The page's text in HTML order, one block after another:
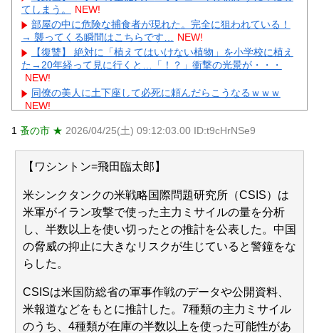
てしまう。
NEW!
部屋の中に危険な捕食者が現れた。完全に狙われている！
→ 襲ってくる瞬間はこちらです…
NEW!
【復讐】 絶対に「植えてはいけない植物」を小学校に植え
た→20年経って見に行くと…「！？」衝撃の光景が・・・
NEW!
同僚の美人に土下座して必死に頼んだらこうなるｗｗｗ
NEW!
に死刑にならない罪なのに警察が死刑にした！」 → 元警官の
【人工障がい者】 甥(28)「両親が亡くなったんで僕のこと
引き取ってほしいんですけど！」なんでいい年したヒキニー
トを引き取らなきゃいけないんだ...
【物議】小原ブラス『若作りは痛い』発言にガル民激怒→
アラフォー本音噴出ｗｗｗ NEW!
【画像】 Netflix版『リボンの騎士』、とんでもない事にな
るｗｗｗｗｗ NEW!
【物議】長瀬智也の“スネハラ”謝罪ネタにガル民総ツッコミ
→まさかのオチにｗｗｗ
元AKB社長、22億円申告漏れ 乃木坂46運営会社の株式を
パチンコ京楽産業に譲渡【ノース・リバー】【窪田康志】
元AKB社長、22億円申告漏れ 乃木坂46運営会社の株式を
パチンコ京楽産業に譲渡【ノース・リバー】【窪田康志】
1 蚤の市 ★ 2026/04/25(土) 09:12:03.00 ID:t9cHrNSe9
【ワシントン=飛田臨太郎】
米シンクタンクの米戦略国際問題研究所（CSIS）は
米軍がイラン攻撃で使った主力ミサイルの量を分析
し、半数以上を使い切ったとの推計を公表した。中国
の脅威の抑止に大きなリスクが生じていると警鐘をな
らした。
CSISは米国防総省の軍事作戦のデータや公開資料、
米報道などをもとに推計した。7種類の主力ミサイル
のうち、4種類が在庫の半数以上を使った可能性があ